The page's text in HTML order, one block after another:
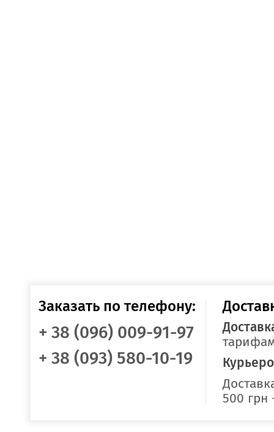
Заказать по телефону:
+ 38 (096) 009-91-97
+ 38 (093) 580-10-19
500